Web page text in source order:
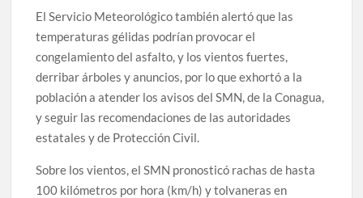
El Servicio Meteorológico también alertó que las
temperaturas gélidas podrían provocar el
congelamiento del asfalto, y los vientos fuertes,
derribar árboles y anuncios, por lo que exhortó a la
población a atender los avisos del SMN, de la Conagua,
y seguir las recomendaciones de las autoridades
estatales y de Protección Civil.
Sobre los vientos, el SMN pronosticó rachas de hasta
100 kilómetros por hora (km/h) y tolvaneras en